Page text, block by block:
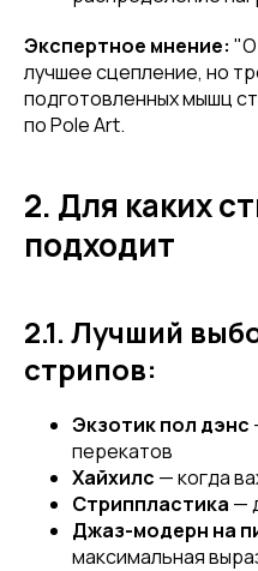
Экспертное мнение:
лучшее сцепление, но
подготовленных мышц
по Pole Art.
2. Для каких
подходит
2.1. Лучший
стрипов:
Экзотик пол дэнс
перекатов
Хайхилс — когда
Стриппластика —
Джаз-модерн на
максимальная